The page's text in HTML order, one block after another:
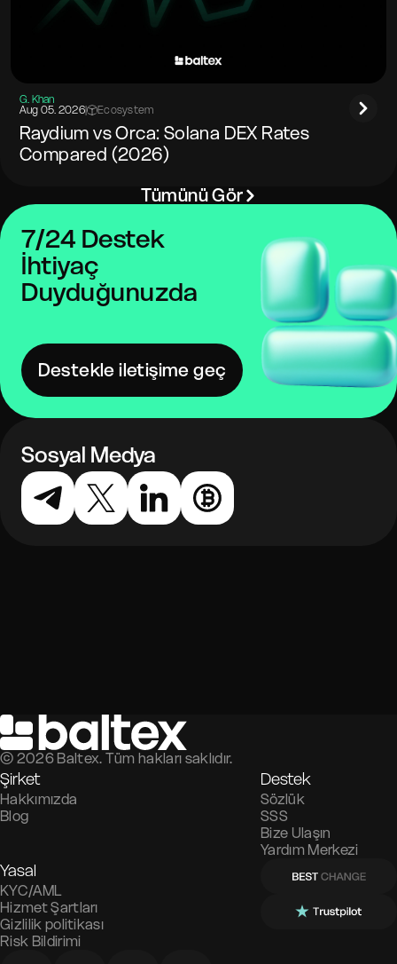
G. Khan
Aug 05. 2026| Ecosystem
Raydium vs Orca: Solana DEX Rates
Compared (2026)
Tümünü Gör
7/24 Destek
İhtiyaç
Duyduğunuzda
Destekle iletişime geç
Sosyal Medya
© 2026 Baltex. Tüm hakları saklıdır.
Şirket
Hakkımızda
Blog
Destek
Sözlük
SSS
Bize Ulaşın
Yardım Merkezi
Yasal
KYC/AML
Hizmet Şartları
Gizlilik politikası
Risk Bildirimi